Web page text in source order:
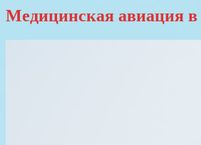
Медицинская авиация